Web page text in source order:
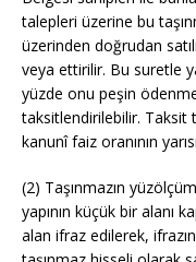
talepleri üzerine bu
üzerinden doğrudan
veya ettirilir. Bu suretle
yüzde onu peşin
taksitlendirilebilir. Taksit
kanunî faiz oranının
(2) Taşınmazın
yapının küçük bir alanı
alan ifraz edilerek,